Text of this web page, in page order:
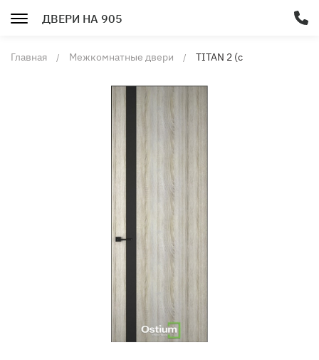
ДВЕРИ НА 905
Главная Межкомнатные двери
TITAN 2 (с
кромкой)